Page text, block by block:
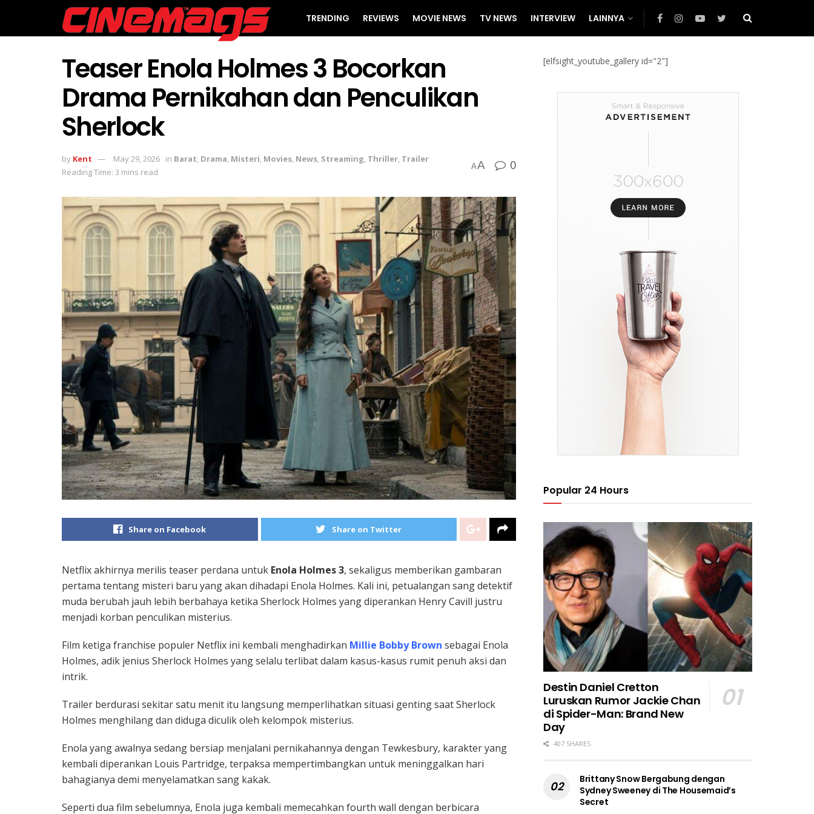
TRENDING REVIEWS MOVIE NEWS TV NEWS INTERVIEW LAINNYA
Teaser Enola Holmes 3 Bocorkan
Drama Pernikahan dan Penculikan
Sherlock
by Kent May 29, 2026 in Barat, Drama, Misteri, Movies, News, Streaming, Thriller, Trailer
Reading Time: 3 mins read
AA 0
Share on Facebook Share on Twitter
Netflix akhirnya merilis teaser perdana untuk Enola Holmes 3, sekaligus memberikan gambaran
pertama tentang misteri baru yang akan dihadapi Enola Holmes. Kali ini, petualangan sang detektif
muda berubah jauh lebih berbahaya ketika Sherlock Holmes yang diperankan Henry Cavill justru
menjadi korban penculikan misterius.
Film ketiga franchise populer Netflix ini kembali menghadirkan Millie Bobby Brown sebagai Enola
Holmes, adik jenius Sherlock Holmes yang selalu terlibat dalam kasus-kasus rumit penuh aksi dan
intrik.
Trailer berdurasi sekitar satu menit itu langsung memperlihatkan situasi genting saat Sherlock
Holmes menghilang dan diduga diculik oleh kelompok misterius.
Enola yang awalnya sedang bersiap menjalani pernikahannya dengan Tewkesbury, karakter yang
kembali diperankan Louis Partridge, terpaksa mempertimbangkan untuk meninggalkan hari
bahagianya demi menyelamatkan sang kakak.
Seperti dua film sebelumnya, Enola juga kembali memecahkan fourth wall dengan berbicara
[elfsight_youtube_gallery id="2"]
Popular 24 Hours
Destin Daniel Cretton
Luruskan Rumor Jackie Chan
di Spider-Man: Brand New
Day
407 SHARES
Brittany Snow Bergabung dengan
Sydney Sweeney di The Housemaid’s
Secret